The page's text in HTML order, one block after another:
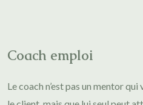
Coach emploi
Le coach n’est pas un mentor